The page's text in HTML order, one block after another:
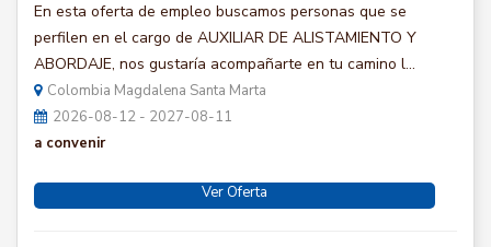
En esta oferta de empleo buscamos personas que se
perfilen en el cargo de AUXILIAR DE ALISTAMIENTO Y
ABORDAJE, nos gustaría acompañarte en tu camino l...
Colombia Magdalena Santa Marta
2026-08-12 - 2027-08-11
a convenir
Ver Oferta